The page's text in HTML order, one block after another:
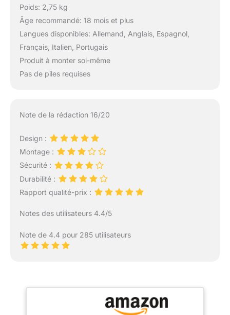
Poids: 2,75 kg
Âge recommandé: 18 mois et plus
Langues disponibles: Allemand, Anglais, Espagnol,
Français, Italien, Portugais
Produit à monter soi-même
Pas de piles requises
Note de la rédaction 16/20
Design :
Montage :
Sécurité :
Durabilité :
Rapport qualité-prix :
Notes des utilisateurs 4.4/5
Note de 4.4 pour 285 utilisateurs